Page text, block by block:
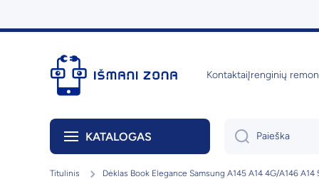
KontaktaiĮrenginių
KATALOGAS Paieška
Titulinis Dėklas Book Elegance Samsung A145 A14 4G/A146 A14